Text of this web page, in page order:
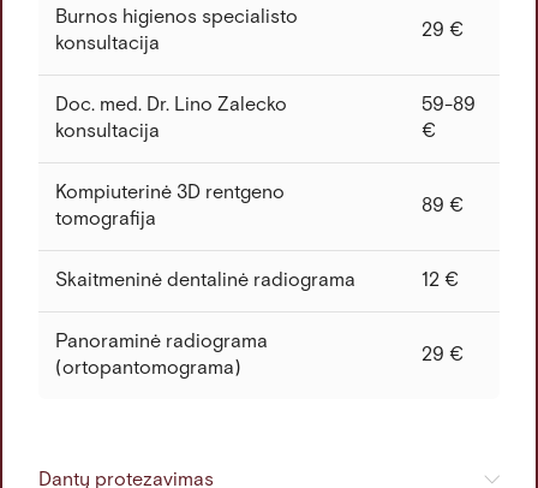
Burnos higienos specialisto
konsultacija
29 €
Doc. med. Dr. Lino Zalecko
konsultacija
59-89
€
Kompiuterinė 3D rentgeno
tomografija
89 €
Skaitmeninė dentalinė radiograma 12 €
Panoraminė radiograma
(ortopantomograma)
29 €
Dantų protezavimas